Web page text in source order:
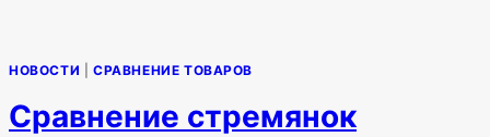
НОВОСТИ СРАВНЕНИЕ ТОВАРОВ
Сравнение стремянок